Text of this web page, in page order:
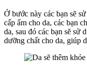
Ở bước này các bạn sẽ
cấp ẩm cho da, các bạn
da, sau đó các bạn sẽ sử
dưỡng chất cho da, giúp